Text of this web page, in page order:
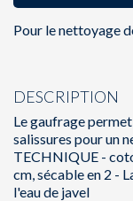
Pour le nettoyage
DESCRIPTION
Le gaufrage
salissures pour un
TECHNIQUE -
cm, sécable en 2 -
l'eau de javel